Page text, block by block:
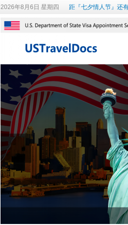
2026年8月6日 星期四 距『七夕情人节』还